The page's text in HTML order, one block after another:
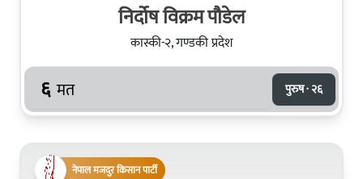
निर्दोष विक्रम पौडेल
कास्की-२, गण्डकी प्रदेश
६ मत पुरुष · २६
नेपाल मजदुर किसान पार्टी